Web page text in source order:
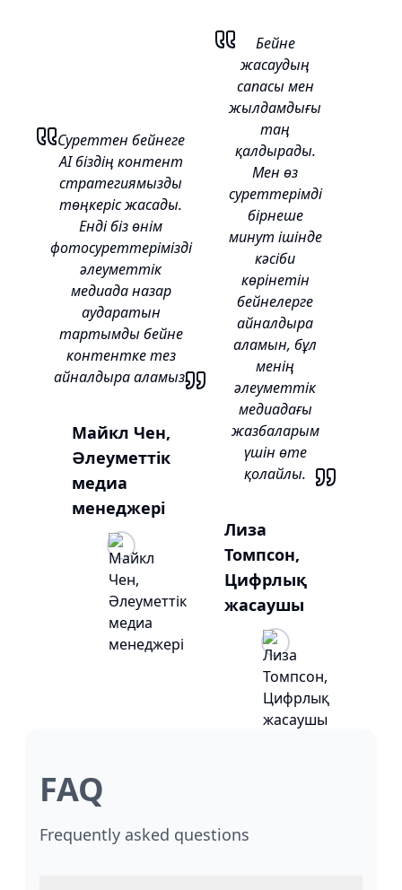
Суреттен бейнеге
AI біздің контент
стратегиямызды
төңкеріс жасады.
Енді біз өнім
фотосуреттерімізді
әлеуметтік
медиада назар
аударатын
тартымды бейне
контентке тез
айналдыра аламыз.
Майкл Чен,
Әлеуметтік
медиа
менеджері
Бейне
жасаудың
сапасы мен
жылдамдығы
таң
қалдырады.
Мен өз
суреттерімді
бірнеше
минут ішінде
кәсіби
көрінетін
бейнелерге
айналдыра
аламын, бұл
менің
әлеуметтік
медиадағы
жазбаларым
үшін өте
қолайлы.
Лиза
Томпсон,
Цифрлық
жасаушы
FAQ
Frequently asked questions